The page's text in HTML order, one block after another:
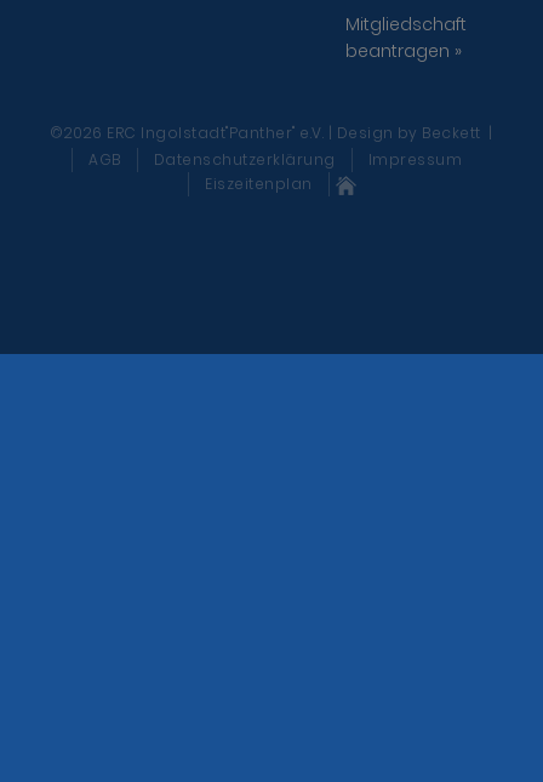
Mitgliedschaft
beantragen »
©2026 ERC Ingolstadt"Panther" e.V. | Design by Beckett |
AGB
Datenschutzerklärung
Impressum
Eiszeitenplan